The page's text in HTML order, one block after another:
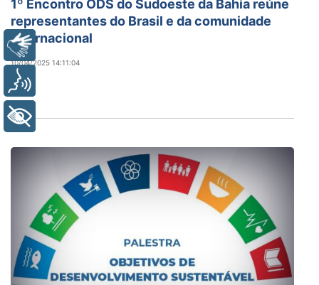
1º Encontro ODS do Sudoeste da Bahia reúne
representantes do Brasil e da comunidade
internacional
10/04/2025 14:11:04
Libras
+ Acessibilidade